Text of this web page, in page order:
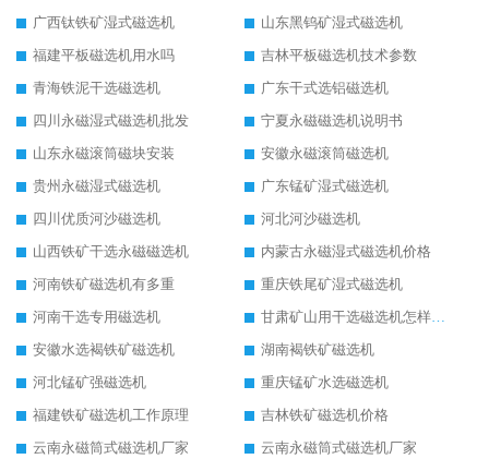
广西钛铁矿湿式磁选机
山东黑钨矿湿式磁选机
福建平板磁选机用水吗
吉林平板磁选机技术参数
青海铁泥干选磁选机
广东干式选铝磁选机
四川永磁湿式磁选机批发
宁夏永磁磁选机说明书
山东永磁滚筒磁块安装
安徽永磁滚筒磁选机
贵州永磁湿式磁选机
广东锰矿湿式磁选机
四川优质河沙磁选机
河北河沙磁选机
山西铁矿干选永磁磁选机
内蒙古永磁湿式磁选机价格
河南铁矿磁选机有多重
重庆铁尾矿湿式磁选机
河南干选专用磁选机
甘肃矿山用干选磁选机怎样调磁
安徽水选褐铁矿磁选机
湖南褐铁矿磁选机
河北锰矿强磁选机
重庆锰矿水选磁选机
福建铁矿磁选机工作原理
吉林铁矿磁选机价格
云南永磁筒式磁选机厂家
云南永磁筒式磁选机厂家